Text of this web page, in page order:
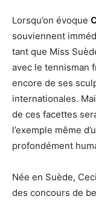
Lorsqu’on évoque
souviennent
tant que Miss
avec le tennisman
encore de ses
internationales.
de ces facettes
l’exemple même
profondément
Née en Suède,
des concours de